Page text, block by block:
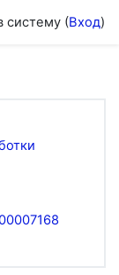
систему (Вход)